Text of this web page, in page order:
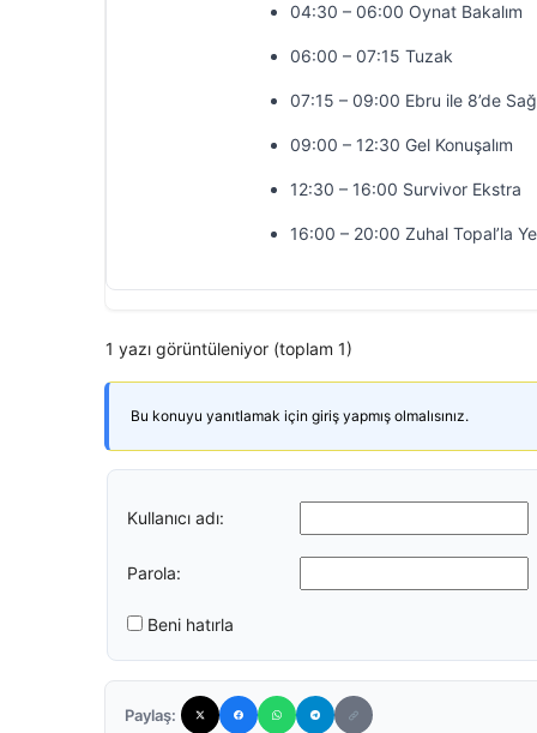
04:30 – 06:00 Oynat Bakalım
06:00 – 07:15 Tuzak
07:15 – 09:00 Ebru ile 8’de
09:00 – 12:30 Gel Konuşalım
12:30 – 16:00 Survivor Ekstra
16:00 – 20:00 Zuhal Topal’la
1 yazı görüntüleniyor (toplam 1)
Bu konuyu yanıtlamak için giriş yapmış olmalısınız.
Kullanıcı adı:
Parola:
Beni hatırla
Paylaş: